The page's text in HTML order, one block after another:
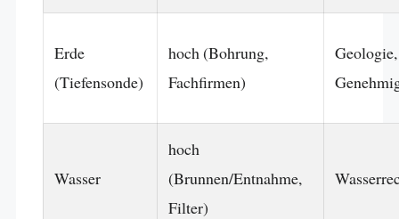
Erde
(Tiefensonde)
hoch (Bohrung,
Fachfirmen)
Wasser
hoch
(Brunnen/Entnahme,
Filter)